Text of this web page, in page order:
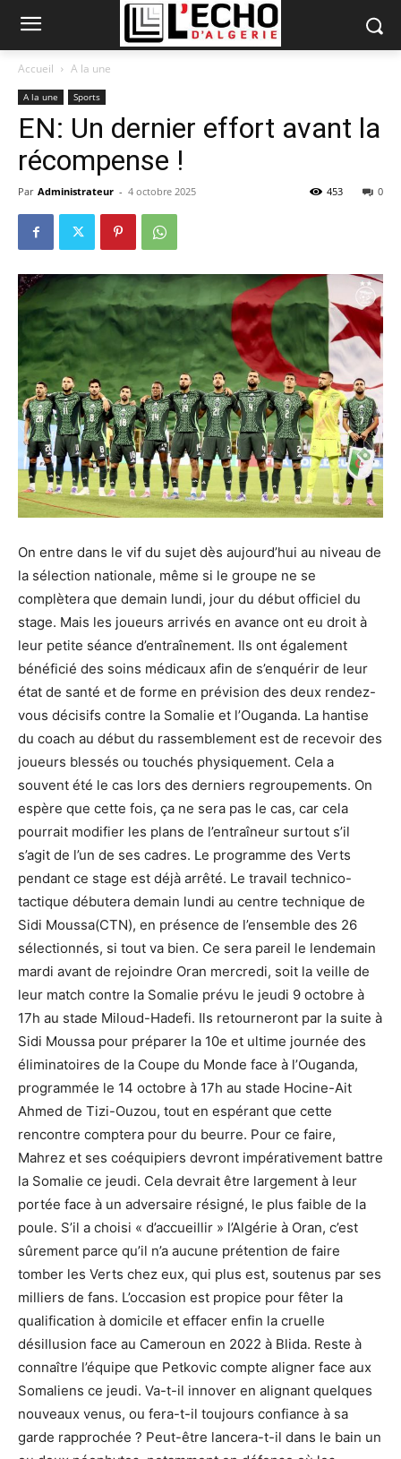
Accueil A la une
A la une Sports
EN: Un dernier effort avant la
récompense !
Par Administrateur - 4 octobre 2025 0
453
On entre dans le vif du sujet dès aujourd’hui au niveau de
la sélection nationale, même si le groupe ne se
complètera que demain lundi, jour du début officiel du
stage. Mais les joueurs arrivés en avance ont eu droit à
leur petite séance d’entraînement. Ils ont également
bénéficié des soins médicaux afin de s’enquérir de leur
état de santé et de forme en prévision des deux rendez-
vous décisifs contre la Somalie et l’Ouganda. La hantise
du coach au début du rassemblement est de recevoir des
joueurs blessés ou touchés physiquement. Cela a
souvent été le cas lors des derniers regroupements. On
espère que cette fois, ça ne sera pas le cas, car cela
pourrait modifier les plans de l’entraîneur surtout s’il
s’agit de l’un de ses cadres. Le programme des Verts
pendant ce stage est déjà arrêté. Le travail technico-
tactique débutera demain lundi au centre technique de
Sidi Moussa(CTN), en présence de l’ensemble des 26
sélectionnés, si tout va bien. Ce sera pareil le lendemain
mardi avant de rejoindre Oran mercredi, soit la veille de
leur match contre la Somalie prévu le jeudi 9 octobre à
17h au stade Miloud-Hadefi. Ils retourneront par la suite à
Sidi Moussa pour préparer la 10e et ultime journée des
éliminatoires de la Coupe du Monde face à l’Ouganda,
programmée le 14 octobre à 17h au stade Hocine-Ait
Ahmed de Tizi-Ouzou, tout en espérant que cette
rencontre comptera pour du beurre. Pour ce faire,
Mahrez et ses coéquipiers devront impérativement battre
la Somalie ce jeudi. Cela devrait être largement à leur
portée face à un adversaire résigné, le plus faible de la
poule. S’il a choisi « d’accueillir » l’Algérie à Oran, c’est
sûrement parce qu’il n’a aucune prétention de faire
tomber les Verts chez eux, qui plus est, soutenus par ses
milliers de fans. L’occasion est propice pour fêter la
qualification à domicile et effacer enfin la cruelle
désillusion face au Cameroun en 2022 à Blida. Reste à
connaître l’équipe que Petkovic compte aligner face aux
Somaliens ce jeudi. Va-t-il innover en alignant quelques
nouveaux venus, ou fera-t-il toujours confiance à sa
garde rapprochée ? Peut-être lancera-t-il dans le bain un